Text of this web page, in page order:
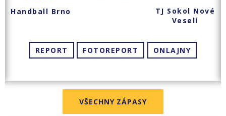
Handball Brno
TJ Sokol Nové
Veselí
REPORT FOTOREPORT ONLAJNY
VŠECHNY ZÁPASY